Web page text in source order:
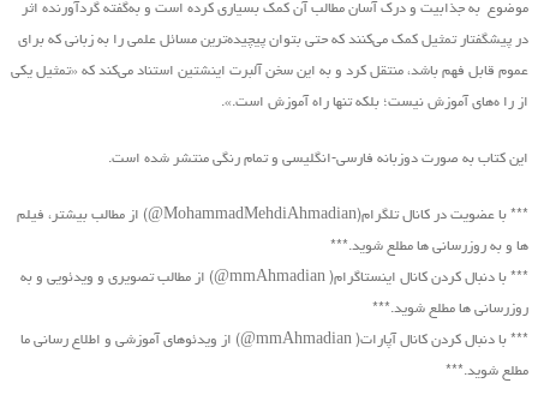
موضوع به جذابیت و درک آسان مطالب آن کمک بسیاری کرده است و به‌گفته گردآورنده اثر
در پیشگفتار تمثیل کمک می‌کنند که حتی بتوان پیچیده‌ترین مسائل علمی را به زبانی که برای
عموم قابل فهم باشد، منتقل کرد و به این سخن آلبرت اینشتین استناد می‌کند که «تمثیل یکی
از را ه‌های آموزش نیست؛ بلکه تنها راه آموزش است.».
این کتاب به صورت دوزبانه فارسی-انگلیسی و تمام رنگی منتشر شده است.
*** با عضویت در کانال تلگرام(MohammadMehdiAhmadian@) از مطالب بیشتر، فیلم
ها و به روزرسانی ها مطلع شوید.***
*** با دنبال کردن کانال اینستاگرام( mmAhmadian@) از مطالب تصویری و ویدئویی و به
روزرسانی ها مطلع شوید.***
*** با دنبال کردن کانال آپارات( mmAhmadian@) از ویدئوهای آموزشی و اطلاع رسانی ما
مطلع شوید.***